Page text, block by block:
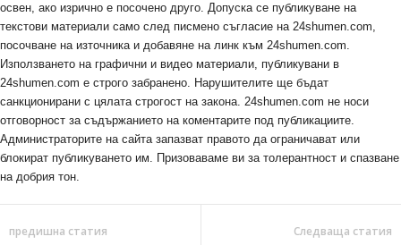
освен, ако изрично е посочено друго. Допуска се публикуване на
текстови материали само след писмено съгласие на 24shumen.com,
посочване на източника и добавяне на линк към 24shumen.com.
Използването на графични и видео материали, публикувани в
24shumen.com е строго забранено. Нарушителите ще бъдат
санкционирани с цялата строгост на закона. 24shumen.com не носи
отговорност за съдържанието на коментарите под публикациите.
Администраторите на сайта запазват правото да ограничават или
блокират публикуването им. Призоваваме ви за толерантност и спазване
на добрия тон.
предишна статия Следваща статия